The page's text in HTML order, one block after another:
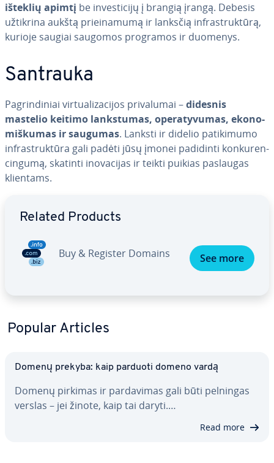
išteklių apimtį be in­ves­ti­ci­jų į brangią įrangą. Debesis
užtikrina aukštą pri­ei­na­mu­mą ir lanksčią inf­rastruk­tū­rą,
kurioje saugiai saugomos programos ir duomenys.
Santrauka
Pag­rin­di­niai vir­tu­ali­za­ci­jos pri­va­lu­mai –didesnis
mastelio keitimo lanks­tu­mas, ope­ra­ty­vu­mas, eko­no­
miš­ku­mas ir saugumas. Lanksti ir didelio pa­ti­ki­mu­mo
inf­rastruk­tū­ra gali padėti jūsų įmonei padidinti kon­ku­ren­
cin­gu­mą, skatinti ino­va­ci­jas ir teikti puikias paslaugas
klientams.
Related Products
Buy & Register Domains See more
Popular Articles
Domenų prekyba: kaip parduoti domeno vardą
Domenų pirkimas ir par­da­vi­mas gali būti pelningas
verslas – jei žinote, kaip tai daryti.…
Read more